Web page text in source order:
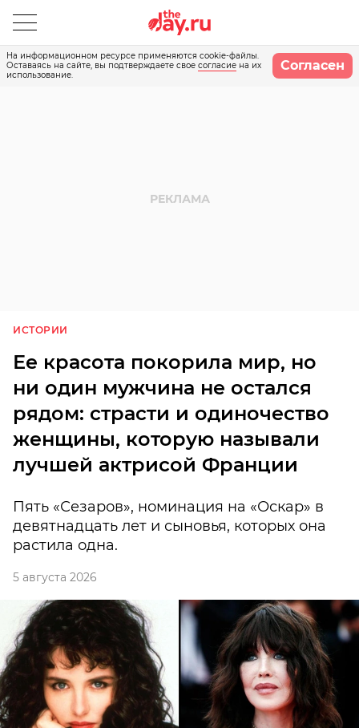
На информационном ресурсе применяются cookie-файлы.
Оставаясь на сайте, вы подтверждаете свое согласие на их
использование.
Согласен
ИСТОРИИ
Ее красота покорила мир, но
ни один мужчина не остался
рядом: страсти и одиночество
женщины, которую называли
лучшей актрисой Франции
Пять «Сезаров», номинация на «Оскар» в
девятнадцать лет и сыновья, которых она
растила одна.
5 августа 2026